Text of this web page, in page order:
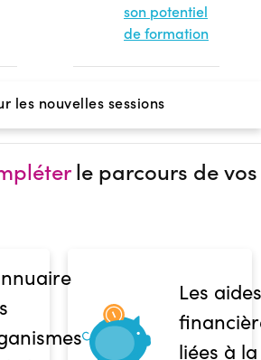
son potentiel
de formation
les nouvelles sessions
le parcours de vos
Les aides
liées à la